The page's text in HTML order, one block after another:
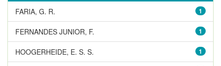
1
FARIA, G. R.
1
FERNANDES JUNIOR, F.
1
HOOGERHEIDE, E. S. S.